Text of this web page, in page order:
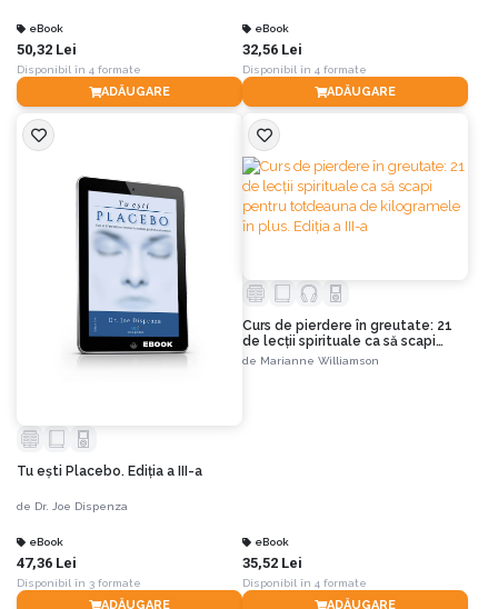
eBook
50,32 Lei
Disponibil în 4 formate
ADĂUGARE
eBook
32,56 Lei
Disponibil în 4 formate
ADĂUGARE
Tu eşti Placebo. Ediția a III-a
de Dr. Joe Dispenza
eBook
47,36 Lei
Disponibil în 3 formate
ADĂUGARE
Curs de pierdere în greutate: 21
de lecţii spirituale ca să scapi
pentru totdeauna de kilogramele
de Marianne Williamson
eBook
35,52 Lei
Disponibil în 4 formate
ADĂUGARE